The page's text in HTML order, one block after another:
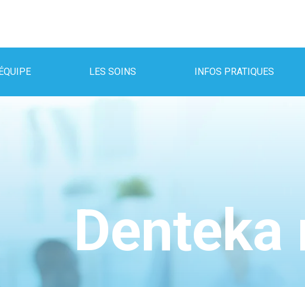
LES SOINS INFOS PRATIQUES
Denteka